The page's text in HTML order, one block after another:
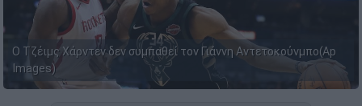
O Τζέιμς Χάρντεν δεν συμπαθεί τον Γιάννη Αντετοκούνμπο(Ap
Images)